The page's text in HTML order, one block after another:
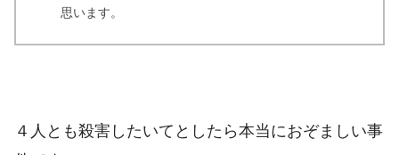
思います。
４人とも殺害したいてとしたら本当におぞましい事